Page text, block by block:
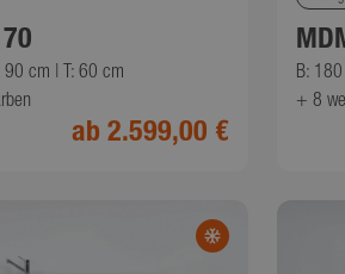
90 cm | T: 60 cm
ab 2.599,00 €
B:
+ 8